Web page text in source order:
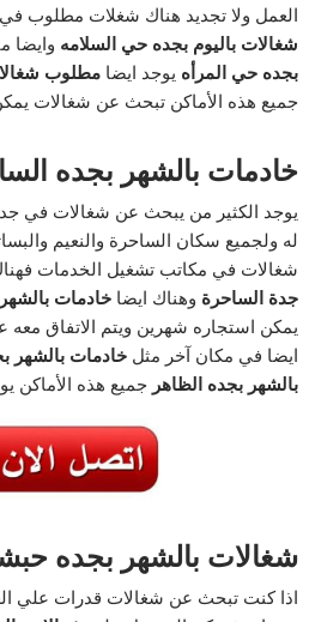
العمل ولا تجديد هناك شغلات مطلوب
شغالات باليوم بجده حي السلامه وايضا
بجده حي المرأه يوجد ايضامطلوب
جميع هذه الأماكن تبحث عن شغالات
خادمات بالشهر بجده
يوجد الكثير من يبحث عن شغالات في جده
له ولجميع سكان الساحرة والنعيم
شغالات في مكاتب تشغيل الخدمات
جدة الساحرة وهناك ايضاخادمات
يمكن استجاره شهرين ويتم الاتفاق معه
ايضا في مكان آخر مثلخادمات بالشهر
بالشهر بجده الظاهر جميع هذه الأماكن
شغالات بالشهر بجده
اذا كنت تبحث عن شغالات قدرات علي